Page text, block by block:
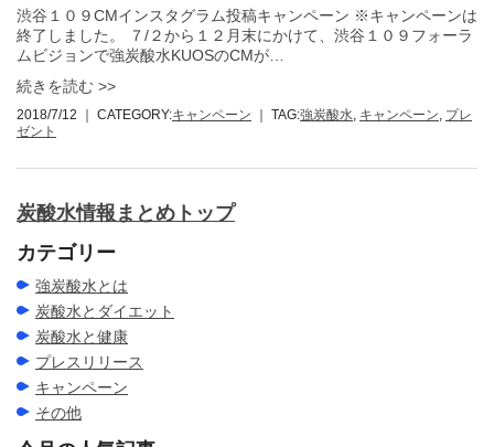
渋谷１０９CMインスタグラム投稿キャンペーン ※キャンペーンは
終了しました。 ７/２から１２月末にかけて、渋谷１０９フォーラ
ムビジョンで強炭酸水KUOSのCMが…
続きを読む >>
2018/7/12 ｜ CATEGORY:キャンペーン ｜ TAG:強炭酸水 キャンペーン プレ
ゼント
炭酸水情報まとめトップ
カテゴリー
強炭酸水とは
炭酸水とダイエット
炭酸水と健康
プレスリリース
キャンペーン
その他